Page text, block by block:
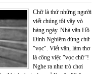
Chữ là thứ những người
viết chúng tôi vầy vò
hàng ngày. Nhà văn Hồ
Đình Nghiêm dùng chữ
"vọc". Viết văn, làm thơ
là công việc "vọc chữ"!
Nghe ra như trò chơi